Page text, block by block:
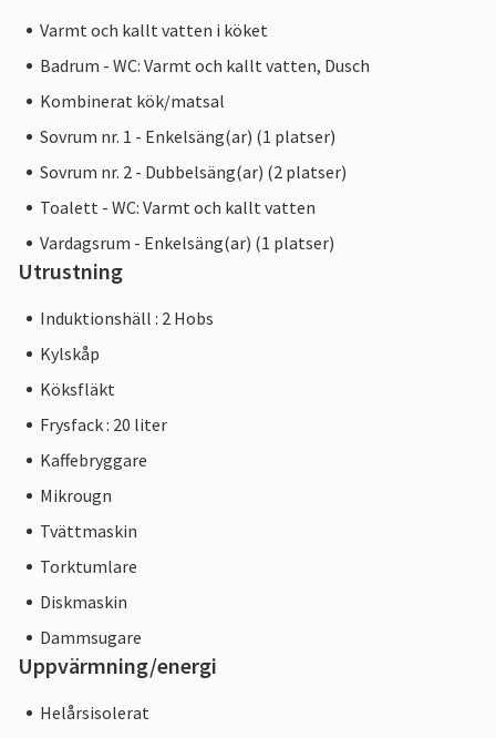
Varmt och kallt vatten i köket
Badrum - WC: Varmt och kallt vatten, Dusch
Kombinerat kök/matsal
Sovrum nr. 1 - Enkelsäng(ar) (1 platser)
Sovrum nr. 2 - Dubbelsäng(ar) (2 platser)
Toalett - WC: Varmt och kallt vatten
Vardagsrum - Enkelsäng(ar) (1 platser)
Utrustning
Induktionshäll : 2 Hobs
Kylskåp
Köksfläkt
Frysfack : 20 liter
Kaffebryggare
Mikrougn
Tvättmaskin
Torktumlare
Diskmaskin
Dammsugare
Uppvärmning/energi
Helårsisolerat